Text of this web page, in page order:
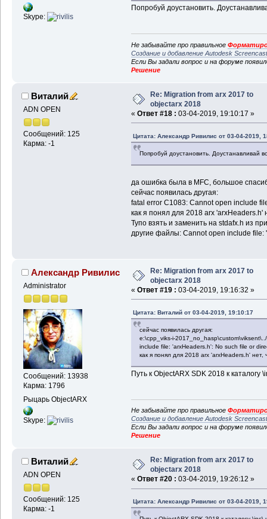
Skype:
Попробуй доустановить.
Не забывайте про правильное
Создание и добавление Autodesk
Если Вы задали вопрос и на форуме
Решение
Виталий
ADN OPEN
Сообщений: 125
Карма: -1
Re: Migration from arx 2017 to
objectarx 2018
« Ответ #18 : 03-04-2019, 19:10:17 »
Цитата: Александр Ривилис от 03-04-2019,
Попробуй доустановить. Доустанавливай
да ошибка была в MFC, большое
сейчас появилась другая:
fatal error C1083: Cannot open include
как я понял для 2018 arx 'arxHeaders.h'
Тупо взять и заменить на stdafx.h из
другие файлы: Cannot open include file:
Александр Ривилис
Administrator
Сообщений: 13938
Карма: 1796
Рыцарь ObjectARX
Skype:
Re: Migration from arx 2017 to
objectarx 2018
« Ответ #19 : 03-04-2019, 19:16:32 »
Цитата: Виталий от 03-04-2019, 19:10:17
сейчас появилась другая:
e:\cpp_viks-i-
include file: 'arxHeaders.h': No such file or
как я понял для 2018 arx 'arxHeaders.h'
Путь к ObjectARX SDK 2018 к каталогу
Не забывайте про правильное
Создание и добавление Autodesk
Если Вы задали вопрос и на форуме
Решение
Виталий
ADN OPEN
Сообщений: 125
Карма: -1
Re: Migration from arx 2017 to
objectarx 2018
« Ответ #20 : 03-04-2019, 19:26:12 »
Цитата: Александр Ривилис от 03-04-2019,